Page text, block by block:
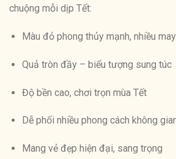
chuộng mỗi dịp Tết:
Màu đỏ phong thủy mạnh, nhiều
Quả tròn đầy – biểu tượng sung túc
Độ bền cao, chơi trọn mùa Tết
Dễ phối nhiều phong cách không
Mang vẻ đẹp hiện đại, sang trọng